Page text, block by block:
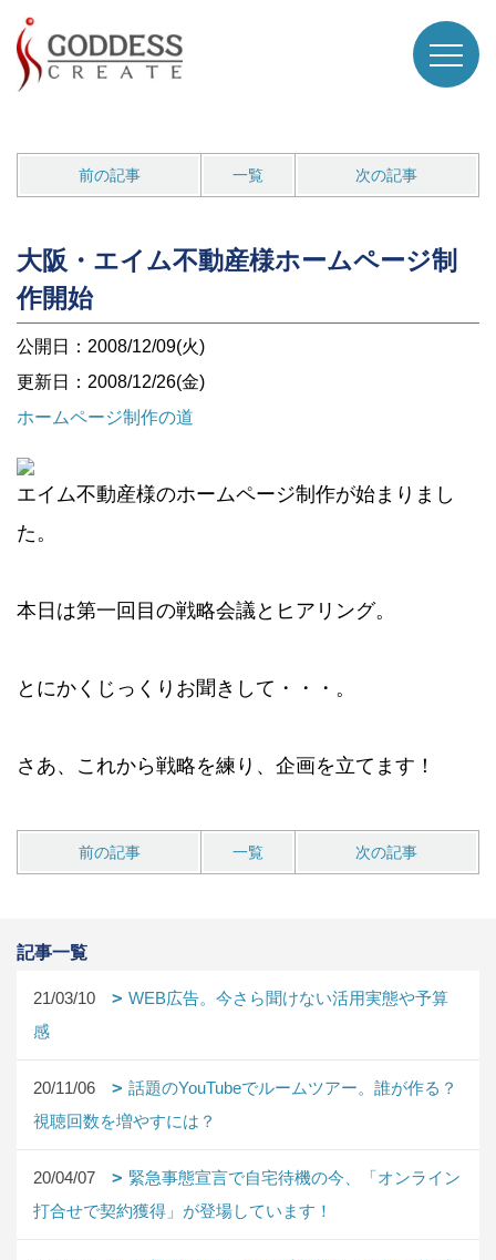
前の記事 一覧 次の記事
大阪・エイム不動産様ホームページ制
作開始
公開日：2008/12/09(火)
更新日：2008/12/26(金)
ホームページ制作の道
エイム不動産様のホームページ制作が始まりまし
た。
本日は第一回目の戦略会議とヒアリング。
とにかくじっくりお聞きして・・・。
さあ、これから戦略を練り、企画を立てます！
前の記事 一覧 次の記事
記事一覧
21/03/10
WEB広告。今さら聞けない活用実態や予算
感
20/11/06
話題のYouTubeでルームツアー。誰が作る？
視聴回数を増やすには？
20/04/07
緊急事態宣言で自宅待機の今、「オンライン
打合せで契約獲得」が登場しています！